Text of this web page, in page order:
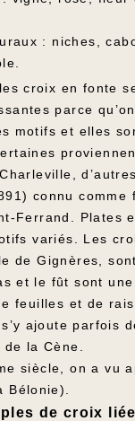
: niches,
croix en fonte
parce
motifs et elles
connu comme
Ferrand. Plates
variés. Les
de Gignères,
et le fût sont
feuilles et de
ajoute parfois
la Cène.
siècle, on a vu
Bélonie).
de croix